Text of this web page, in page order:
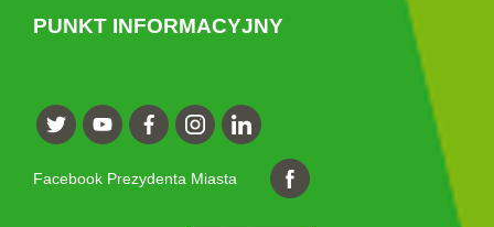
PUNKT INFORMACYJNY
Facebook Prezydenta Miasta